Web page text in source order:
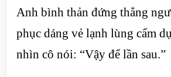
Anh bình thản đứng thẳng
phục dáng vẻ lạnh lùng cấm
nhìn cô nói: “Vậy để lần sau.”